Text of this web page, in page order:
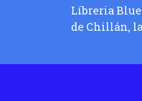
Líbreria
de Chillán,